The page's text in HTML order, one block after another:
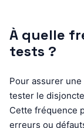
À quelle
tests ?
Pour assurer
tester le
Cette fréquence
erreurs ou